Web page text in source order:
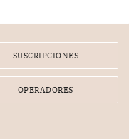
SUSCRIPCIONES
OPERADORES